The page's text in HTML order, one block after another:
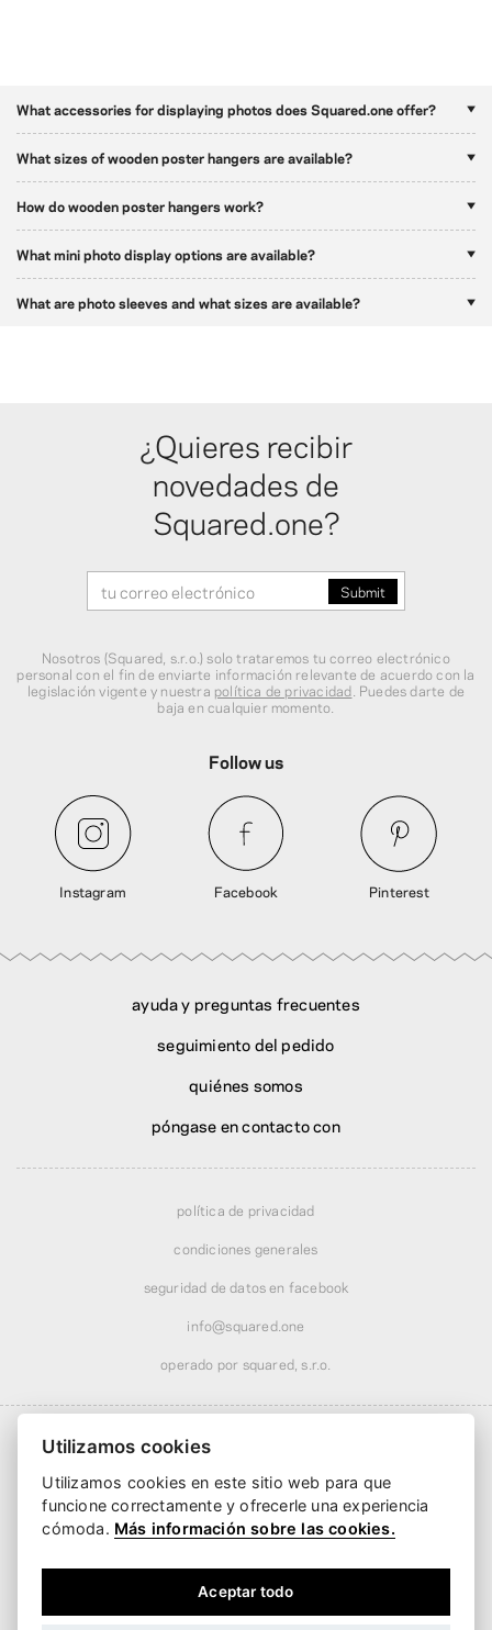
What accessories for displaying photos does Squared.one offer?
What sizes of wooden poster hangers are available?
How do wooden poster hangers work?
What mini photo display options are available?
What are photo sleeves and what sizes are available?
¿Quieres recibir
novedades de
Squared.one?
Nosotros (Squared, s.r.o.) solo trataremos tu correo electrónico
personal con el fin de enviarte información relevante de acuerdo con la
legislación vigente y nuestra política de privacidad . Puedes darte de
baja en cualquier momento.
Follow us
Instagram Facebook Pinterest
ayuda y preguntas frecuentes
seguimiento del pedido
quiénes somos
póngase en contacto con
política de privacidad
condiciones generales
seguridad de datos en facebook
info@squared.one
operado por squared, s.r.o.
Envío desde5,46 €· gratis a partir de 51,99 €
Entrega desde 2 días laborables
Utilizamos cookies
Utilizamos cookies en este sitio web para que
funcione correctamente y ofrecerle una experiencia
cómoda. Más información sobre las cookies.
Aceptar todo